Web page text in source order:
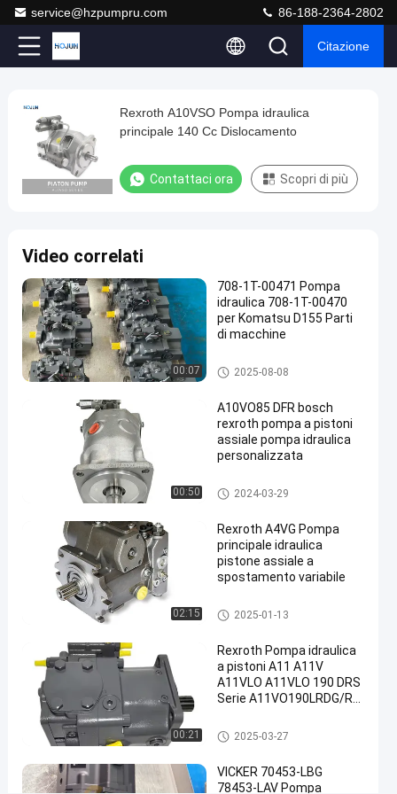
service@hzpumpru.com 86-188-2364-2802
Citazione
Play
Video
Rexroth
A10VSO
Pompa
idraulica
Cc
Dislocamento
pompa
idraulica a
pistoni
2025-
01-13
106
opinioni
Contattaci
Rexroth
Pompe
h
P
Rexroth A10VSO Pompa idraulica
principale 140 Cc Dislocamento
Contattaci ora Scopri di più
Video correlati
00:07
708-1T-00471 Pompa
idraulica 708-1T-00470
per Komatsu D155 Parti
di macchine
pompa idraulica a pistoni
2025-08-08
00:50
A10VO85 DFR bosch
rexroth pompa a pistoni
assiale pompa idraulica
personalizzata
Pompe idrauliche Rexroth
2024-03-29
02:15
Rexroth A4VG Pompa
principale idraulica
pistone assiale a
spostamento variabile
pompa idraulica a pistoni
2025-01-13
00:21
Rexroth Pompa idraulica
a pistoni A11 A11V
A11VLO A11VLO 190 DRS
Serie A11VO190LRDG/R-
ad olio fornitore cinese
pompa idraulica a pistoni
2025-03-27
VICKER 70453-LBG
78453-LAV Pompa